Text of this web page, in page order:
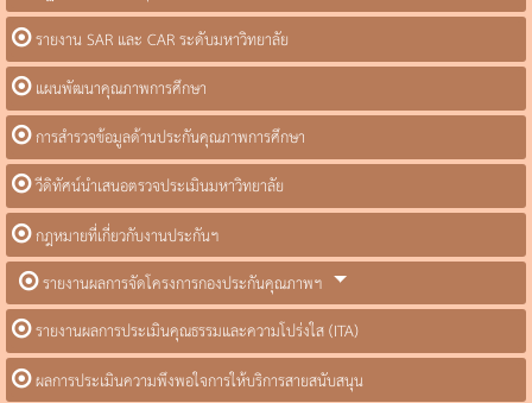
รายงาน SAR และ CAR ระดับมหาวิทยาลัย
แผนพัฒนาคุณภาพการศึกษา
การสำรวจข้อมูลด้านประกันคุณภาพการศึกษา
วีดิทัศน์นำเสนอตรวจประเมินมหาวิทยาลัย
กฎหมายที่เกี่ยวกับงานประกันฯ
รายงานผลการจัดโครงการกองประกันคุณภาพฯ
รายงานผลการประเมินคุณธรรมและความโปร่งใส (ITA)
ผลการประเมินความพึงพอใจการให้บริการสายสนับสนุน